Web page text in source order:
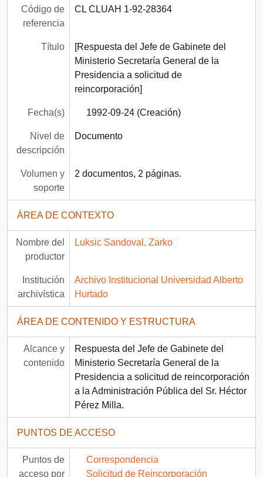
Código de
referencia
CL CLUAH 1-92-28364
Título
[Respuesta del Jefe de Gabinete del
Ministerio Secretaría General de la
Presidencia a solicitud de
reincorporación]
Fecha(s) 1992-09-24 (Creación)
Nivel de
descripción
Documento
Volumen y
soporte
2 documentos, 2 páginas.
ÁREA DE CONTEXTO
Nombre del
productor
Luksic Sandoval, Zarko
Institución
archivística
Archivo Institucional Universidad Alberto
Hurtado
ÁREA DE CONTENIDO Y ESTRUCTURA
Alcance y
contenido
Respuesta del Jefe de Gabinete del
Ministerio Secretaría General de la
Presidencia a solicitud de reincorporación
a la Administración Pública del Sr. Héctor
Pérez Milla.
PUNTOS DE ACCESO
Puntos de
acceso por
Correspondencia
Solicitud de Reincorporación